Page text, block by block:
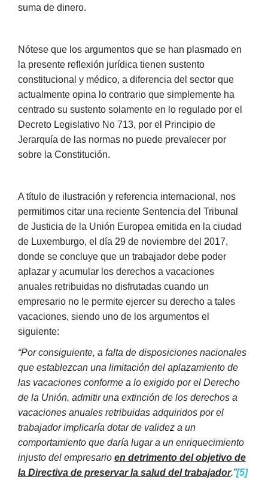
suma de dinero.
Nótese que los argumentos que se han plasmado en
la presente reflexión jurídica tienen sustento
constitucional y médico, a diferencia del sector que
actualmente opina lo contrario que simplemente ha
centrado su sustento solamente en lo regulado por el
Decreto Legislativo No 713, por el Principio de
Jerarquía de las normas no puede prevalecer por
sobre la Constitución.
A título de ilustración y referencia internacional, nos
permitimos citar una reciente Sentencia del Tribunal
de Justicia de la Unión Europea emitida en la ciudad
de Luxemburgo, el día 29 de noviembre del 2017,
donde se concluye que un trabajador debe poder
aplazar y acumular los derechos a vacaciones
anuales retribuidas no disfrutadas cuando un
empresario no le permite ejercer su derecho a tales
vacaciones, siendo uno de los argumentos el
siguiente:
“Por consiguiente, a falta de disposiciones nacionales
que establezcan una limitación del aplazamiento de
las vacaciones conforme a lo exigido por el Derecho
de la Unión, admitir una extinción de los derechos a
vacaciones anuales retribuidas adquiridos por el
trabajador implicaría dotar de validez a un
comportamiento que daría lugar a un enriquecimiento
injusto del empresario en detrimento del objetivo de
la Directiva de preservar la salud del trabajador.”[5]